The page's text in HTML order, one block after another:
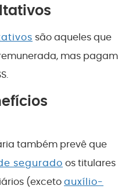
são aqueles que
mas pagam
também prevê que
segurado os titulares
(excetoauxílio-